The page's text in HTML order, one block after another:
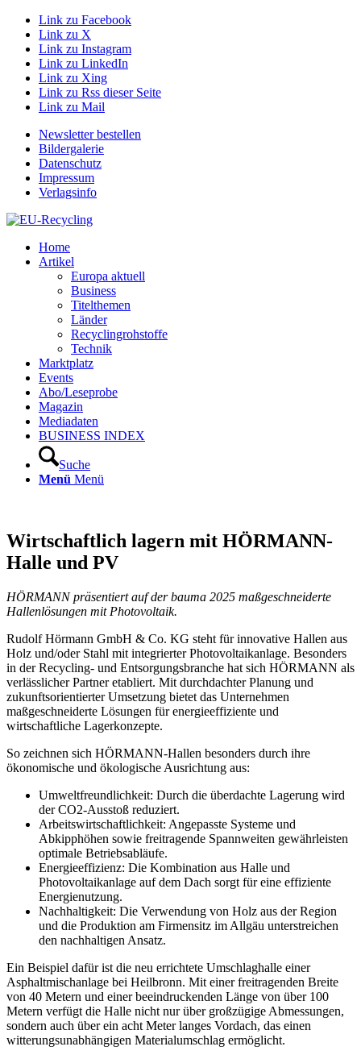
Link zu Facebook
Link zu X
Link zu Instagram
Link zu LinkedIn
Link zu Xing
Link zu Rss dieser Seite
Link zu Mail
Newsletter bestellen
Bildergalerie
Datenschutz
Impressum
Verlagsinfo
Home
Artikel
Europa aktuell
Business
Titelthemen
Länder
Recyclingrohstoffe
Technik
Marktplatz
Events
Abo/Leseprobe
Magazin
Mediadaten
BUSINESS INDEX
Suche
Menü Menü
Wirtschaftlich lagern mit HÖRMANN-
Halle und PV
HÖRMANN präsentiert auf der bauma 2025 maßgeschneiderte
Hallenlösungen mit Photovoltaik.
Rudolf Hörmann GmbH & Co. KG steht für innovative Hallen aus
Holz und/oder Stahl mit integrierter Photovoltaikanlage. Besonders
in der Recycling- und Entsorgungsbranche hat sich HÖRMANN als
verlässlicher Partner etabliert. Mit durchdachter Planung und
zukunftsorientierter Umsetzung bietet das Unternehmen
maßgeschneiderte Lösungen für energieeffiziente und
wirtschaftliche Lagerkonzepte.
So zeichnen sich HÖRMANN-Hallen besonders durch ihre
ökonomische und ökologische Ausrichtung aus:
Umweltfreundlichkeit: Durch die überdachte Lagerung wird
der CO2-Ausstoß reduziert.
Arbeitswirtschaftlichkeit: Angepasste Systeme und
Abkipphöhen sowie freitragende Spannweiten gewährleisten
optimale Betriebsabläufe.
Energieeffizienz: Die Kombination aus Halle und
Photovoltaikanlage auf dem Dach sorgt für eine effiziente
Energienutzung.
Nachhaltigkeit: Die Verwendung von Holz aus der Region
und die Produktion am Firmensitz im Allgäu unterstreichen
den nachhaltigen Ansatz.
Ein Beispiel dafür ist die neu errichtete Umschlaghalle einer
Asphaltmischanlage bei Heilbronn. Mit einer freitragenden Breite
von 40 Metern und einer beeindruckenden Länge von über 100
Metern verfügt die Halle nicht nur über großzügige Abmessungen,
sondern auch über ein acht Meter langes Vordach, das einen
witterungsunabhängigen Materialumschlag ermöglicht.